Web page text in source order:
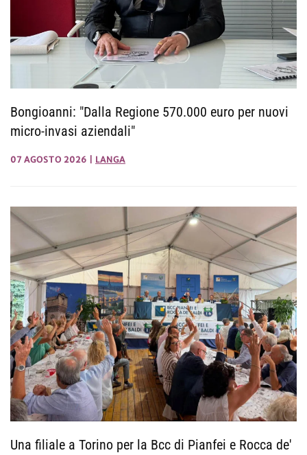
Bongioanni: "Dalla Regione 570.000 euro per nuovi
micro-invasi aziendali"
07 AGOSTO 2026 LANGA
Una filiale a Torino per la Bcc di Pianfei e Rocca de'